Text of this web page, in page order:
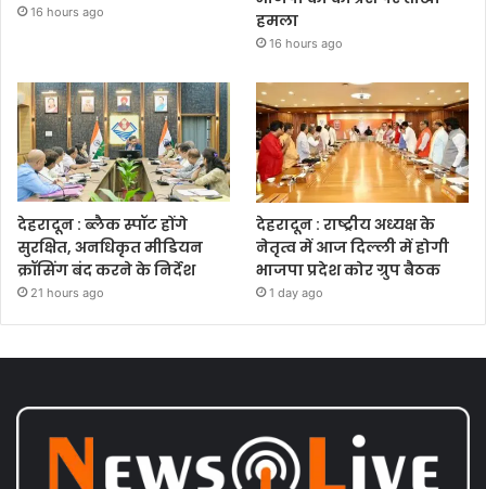
16 hours ago
हमला
16 hours ago
देहरादून : ब्लैक स्पॉट होंगे
सुरक्षित, अनधिकृत मीडियन
क्रॉसिंग बंद करने के निर्देश
21 hours ago
देहरादून : राष्ट्रीय अध्यक्ष के
नेतृत्व में आज दिल्ली में होगी
भाजपा प्रदेश कोर ग्रुप बैठक
1 day ago